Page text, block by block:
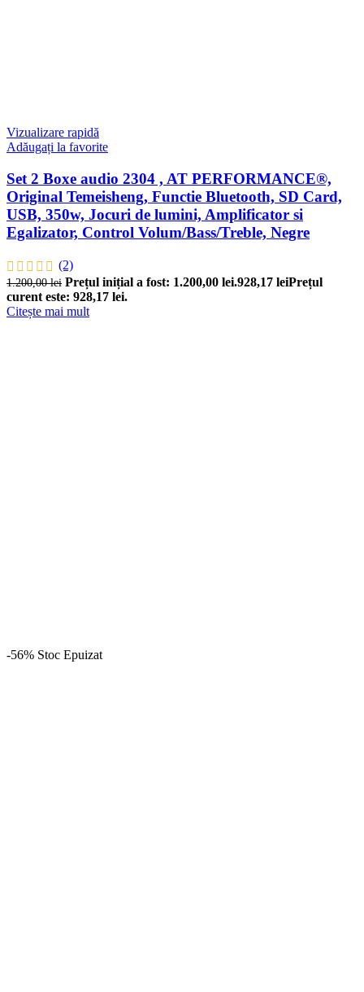
Vizualizare rapidă
Adăugați la favorite
Set 2 Boxe audio 2304 , AT PERFORMANCE®,
Original Temeisheng, Functie Bluetooth, SD Card,
USB, 350w, Jocuri de lumini, Amplificator si
Egalizator, Control Volum/Bass/Treble, Negre
(2)
1.200,00lei Prețul inițial a fost: 1.200,00 lei.928,17 leiPrețul
curent este: 928,17 lei.
Citește mai mult
-56% Stoc Epuizat